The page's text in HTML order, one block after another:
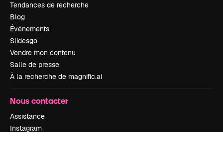
Tendances de recherche
Blog
Événements
Slidesgo
Vendre mon contenu
Salle de presse
À la recherche de magnific.ai
Nous contacter
Assistance
Instagram